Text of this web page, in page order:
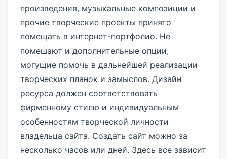
произведения, музыкальные композиции и
прочие творческие проекты принято
помещать в интернет-портфолио. Не
помешают и дополнительные опции,
могущие помочь в дальнейшей реализации
творческих планок и замыслов. Дизайн
ресурса должен соответствовать
фирменному стилю и индивидуальным
особенностям творческой личности
владельца сайта. Создать сайт можно за
несколько часов или дней. Здесь все зависит